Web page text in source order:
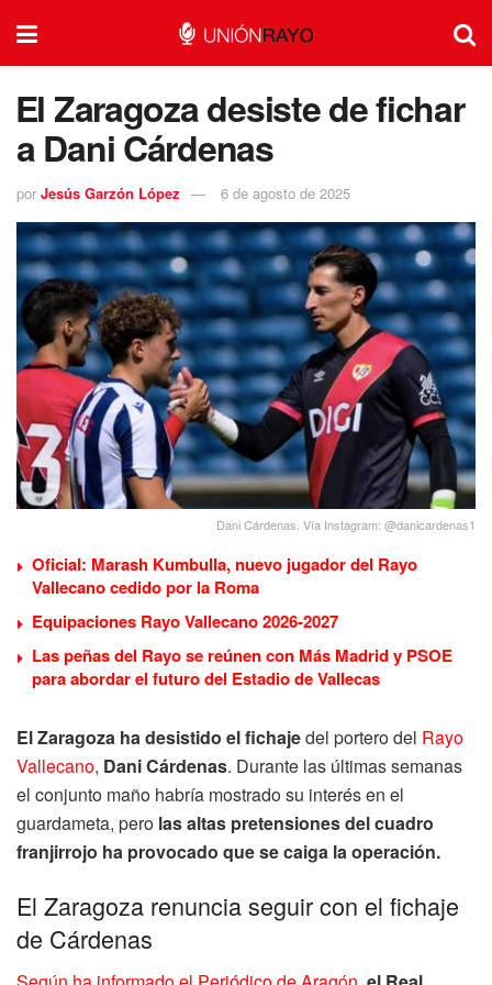
⁠El Zaragoza desiste de fichar
a Dani Cárdenas
por Jesús Garzón López 6 de agosto de 2025
Dani Cárdenas. Vía Instagram: @danicardenas1
Oficial: Marash Kumbulla, nuevo jugador del Rayo
Vallecano cedido por la Roma
Equipaciones Rayo Vallecano 2026-2027
Las peñas del Rayo se reúnen con Más Madrid y PSOE
para abordar el futuro del Estadio de Vallecas
El Zaragoza ha desistido el fichajedel portero del Rayo
Vallecano, Dani Cárdenas. Durante las últimas semanas
el conjunto maño habría mostrado su interés en el
guardameta, pero las altas pretensiones del cuadro
franjirrojo ha provocado que se caiga la operación.
El Zaragoza renuncia seguir con el fichaje
de Cárdenas